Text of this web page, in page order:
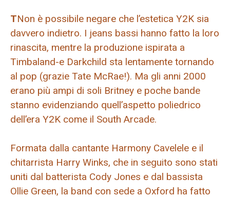
TNon è possibile negare che l’estetica Y2K sia
davvero indietro. I jeans bassi hanno fatto la loro
rinascita, mentre la produzione ispirata a
Timbaland-e Darkchild sta lentamente tornando
al pop (grazie Tate McRae!). Ma gli anni 2000
erano più ampi di soli Britney e poche bande
stanno evidenziando quell’aspetto poliedrico
dell’era Y2K come il South Arcade.
Formata dalla cantante Harmony Cavelele e il
chitarrista Harry Winks, che in seguito sono stati
uniti dal batterista Cody Jones e dal bassista
Ollie Green, la band con sede a Oxford ha fatto